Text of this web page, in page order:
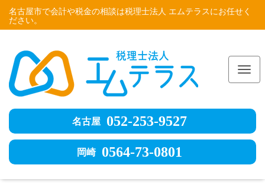
名古屋市で会計や税金の相談は税理士法人 エムテラスにお任せく
ださい。
名古屋 052-253-9527
岡崎 0564-73-0801